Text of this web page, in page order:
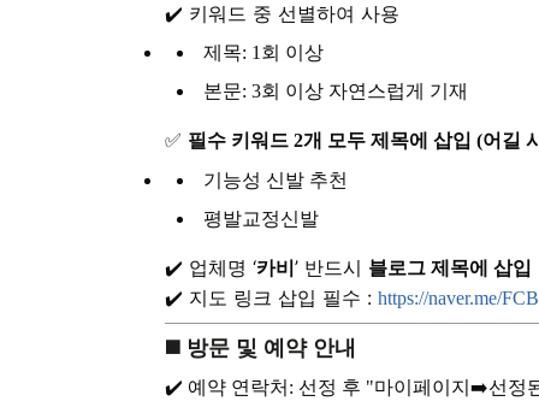
✔️ 키워드 중 선별하여 사용
제목: 1회 이상
본문: 3회 이상 자연스럽게 기재
✅ 필수 키워드 2개 모두 제목에 삽입 (어길
기능성 신발 추천
평발교정신발
✔️ 업체명 ‘카비 ’ 반드시 블로그 제목에 삽입
✔️ 지도 링크 삽입 필수 : https://naver.me/
◼️ 방문 및 예약 안내
✔️ 예약 연락처: 선정 후 "마이페이지➡️선정